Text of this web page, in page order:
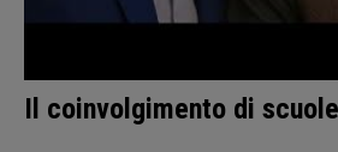
Il coinvolgimento di